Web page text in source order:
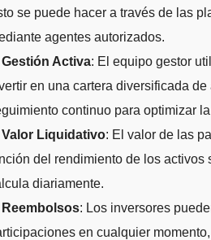
se puede hacer a través de las
agentes autorizados.
Gestión Activa: El equipo gestor
en una cartera diversificada
continuo para optimizar
Valor Liquidativo: El valor de las
del rendimiento de los activos
diariamente.
Reembolsos: Los inversores
en cualquier